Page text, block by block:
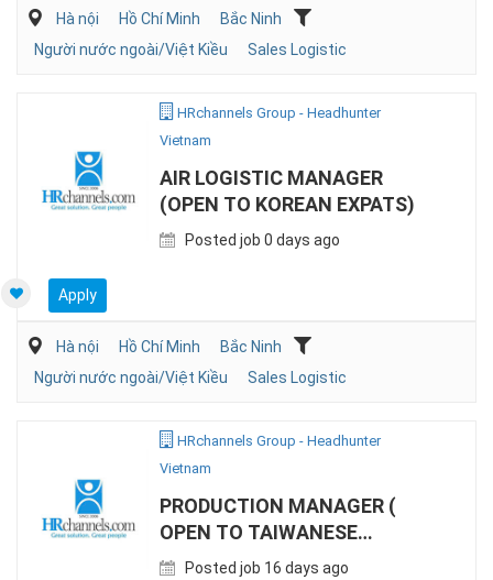
Hà nội Hồ Chí Minh
Bắc Ninh
Người nước ngoài/Việt Kiều
Sales Logistic
HRchannels Group - Headhunter
Vietnam
AIR LOGISTIC MANAGER
(OPEN TO KOREAN EXPATS)
Posted job 0 days ago
Apply
Hà nội Hồ Chí Minh
Bắc Ninh
Người nước ngoài/Việt Kiều
Sales Logistic
HRchannels Group - Headhunter
Vietnam
PRODUCTION MANAGER (
OPEN TO TAIWANESE
EXPATS)
Posted job 16 days ago